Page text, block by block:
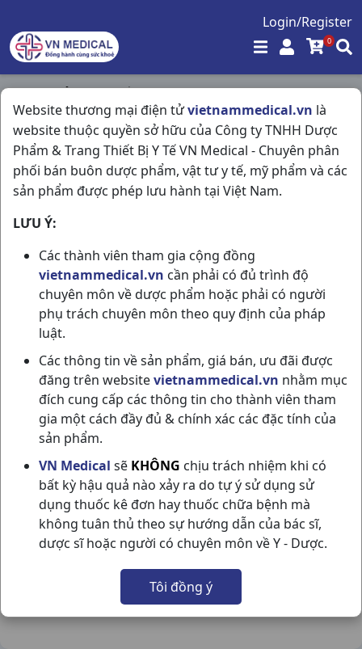
Login/Register
0
Website thương mại điện tửvietnammedical.vn là
website thuộc quyền sở hữu của Công ty TNHH Dược
Phẩm & Trang Thiết Bị Y Tế VN Medical - Chuyên phân
phối bán buôn dược phẩm, vật tư y tế, mỹ phẩm và các
sản phẩm được phép lưu hành tại Việt Nam.
LƯU Ý:
Các thành viên tham gia cộng đồng
vietnammedical.vn cần phải có đủ trình độ
chuyên môn về dược phẩm hoặc phải có người
phụ trách chuyên môn theo quy định của pháp
luật.
Các thông tin về sản phẩm, giá bán, ưu đãi được
đăng trên websitevietnammedical.vn nhằm mục
đích cung cấp các thông tin cho thành viên tham
gia một cách đầy đủ & chính xác các đặc tính của
sản phẩm.
VN Medical sẽ KHÔNG chịu trách nhiệm khi có
bất kỳ hậu quả nào xảy ra do tự ý sử dụng sử
dụng thuốc kê đơn hay thuốc chữa bệnh mà
không tuân thủ theo sự hướng dẫn của bác sĩ,
dược sĩ hoặc người có chuyên môn về Y - Dược.
Tôi đồng ý
Trang chủ / Hô Hấp /
Lukatab 10mg H100vbf Us Pharma
LUKATAB 10MG H100VBF US PHARMA
NSX:Us Pharma
Nhóm hàng:Hô Hấp,
Chia sẻ qua mạng xã hội: